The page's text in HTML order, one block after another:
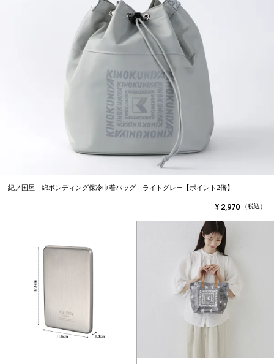
紀ノ国屋 綿ボンディング保冷巾着バッグ ライトグレー【ポイント2倍】
¥ 2,970 （税込）